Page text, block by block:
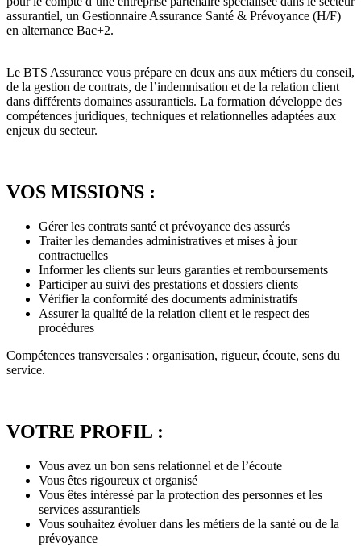
assurantiel, un Gestionnaire Assurance Santé & Prévoyance (H/F)
en alternance Bac+2.
Le BTS Assurance vous prépare en deux ans aux métiers du conseil,
de la gestion de contrats, de l’indemnisation et de la relation client
dans différents domaines assurantiels. La formation développe des
compétences juridiques, techniques et relationnelles adaptées aux
enjeux du secteur.
VOS MISSIONS :
Gérer les contrats santé et prévoyance des assurés
Traiter les demandes administratives et mises à jour
contractuelles
Informer les clients sur leurs garanties et remboursements
Participer au suivi des prestations et dossiers clients
Vérifier la conformité des documents administratifs
Assurer la qualité de la relation client et le respect des
procédures
Compétences transversales : organisation, rigueur, écoute, sens du
service.
VOTRE PROFIL :
Vous avez un bon sens relationnel et de l’écoute
Vous êtes rigoureux et organisé
Vous êtes intéressé par la protection des personnes et les
services assurantiels
Vous souhaitez évoluer dans les métiers de la santé ou de la
prévoyance